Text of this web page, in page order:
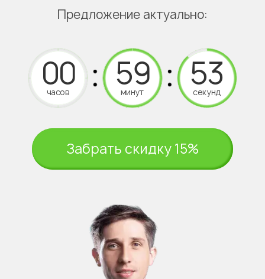
Предложение актуально:
часов минут секунд
Забрать скидку 15%